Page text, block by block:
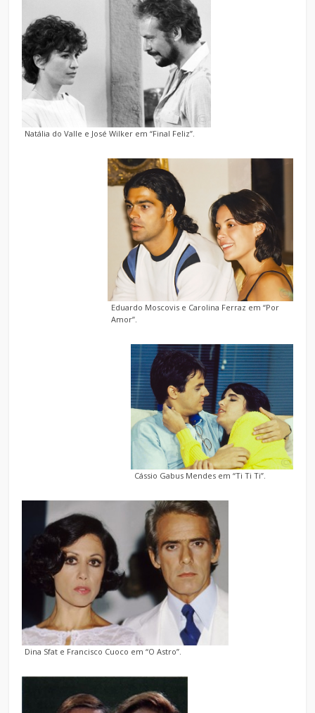
Natália do Valle e José Wilker em “Final Feliz”.
Eduardo Moscovis e Carolina Ferraz em “Por
Amor”.
Cássio Gabus Mendes em “Ti Ti Ti”.
Dina Sfat e Francisco Cuoco em “O Astro”.